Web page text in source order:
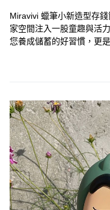
Miravivi 蠟筆小新造型存
家空間注入一股童趣與活
您養成儲蓄的好習慣，更
安心使用，守護家人的健